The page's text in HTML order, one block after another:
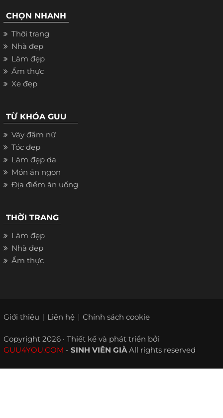
CHỌN NHANH
Thời trang
Nhà đẹp
Làm đẹp
Ẩm thực
Xe đẹp
TỪ KHÓA GUU
Váy đầm nữ
Tóc đẹp
Làm đẹp da
Món ăn ngon
Địa điểm ăn uống
THỜI TRANG
Làm đẹp
Nhà đẹp
Ẩm thực
Giới thiệu Liên hệ Chính sách cookie
Copyright 2026 · Thiết kế và phát triển bởi
GUU4YOU.COM - SINH VIÊN GIÀAll rights reserved